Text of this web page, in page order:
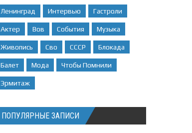
Ленинград Интервью Гастроли
Актер Вов События Музыка
Живопись Сво СССР Блокада
Балет Мода Чтобы Помнили
Эрмитаж
ПОПУЛЯРНЫЕ ЗАПИСИ